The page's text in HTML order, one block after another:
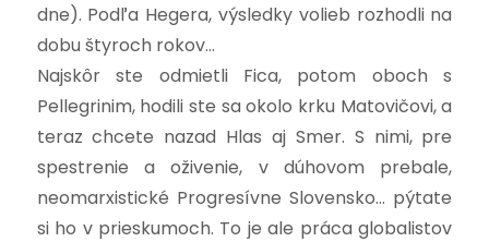
dne). Podľa Hegera, výsledky volieb rozhodli na
dobu štyroch rokov…
Najskôr ste odmietli Fica, potom oboch s
Pellegrinim, hodili ste sa okolo krku Matovičovi, a
teraz chcete nazad Hlas aj Smer. S nimi, pre
spestrenie a oživenie, v dúhovom prebale,
neomarxistické Progresívne Slovensko… pýtate
si ho v prieskumoch. To je ale práca globalistov